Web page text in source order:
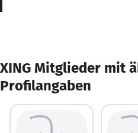
XING Mitglieder mit
Profilangaben